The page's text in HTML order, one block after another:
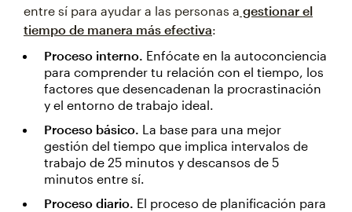
entre sí para ayudar a las personas a gestionar el
tiempo de manera más efectiva:
Proceso interno. Enfócate en la autoconciencia
para comprender tu relación con el tiempo, los
factores que desencadenan la procrastinación
y el entorno de trabajo ideal.
Proceso básico. La base para una mejor
gestión del tiempo que implica intervalos de
trabajo de 25 minutos y descansos de 5
minutos entre sí.
Proceso diario. El proceso de planificación para